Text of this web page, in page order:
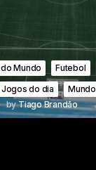
Mundo Futebol
Jogos do dia
Mundo
byTiago Brandão